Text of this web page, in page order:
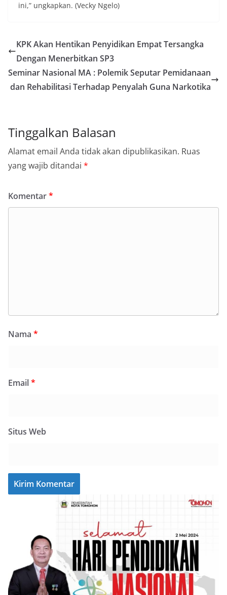
ini,” ungkapkan. (Vecky Ngelo)
KPK Akan Hentikan Penyidikan Empat Tersangka
Dengan Menerbitkan SP3
Seminar Nasional MA : Polemik Seputar Pemidanaan
dan Rehabilitasi Terhadap Penyalah Guna Narkotika
Tinggalkan Balasan
Alamat email Anda tidak akan dipublikasikan. Ruas
yang wajib ditandai *
Komentar*
Nama *
Email*
Situs Web